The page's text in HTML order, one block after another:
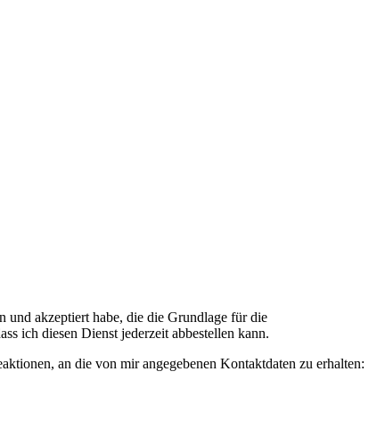
akzeptiert habe, die die Grundlage für die
ich diesen Dienst jederzeit abbestellen kann.
an die von mir angegebenen Kontaktdaten zu erhalten: